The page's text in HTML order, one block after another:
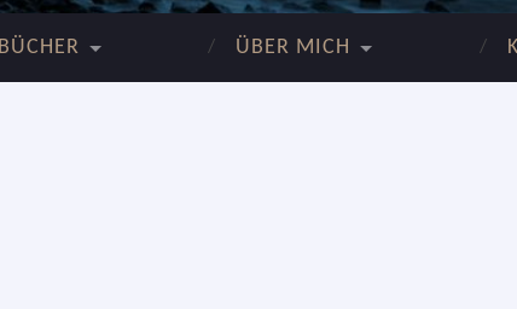
BÜCHER ÜBER MICH